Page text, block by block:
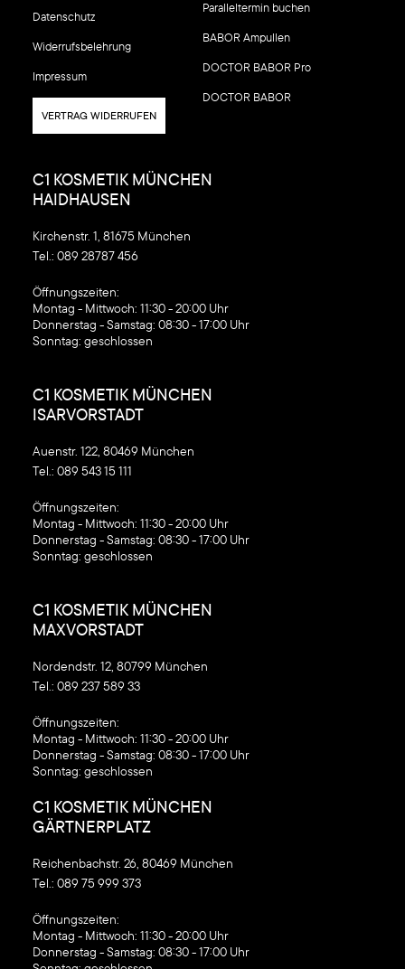
Datenschutz
Widerrufsbelehrung
Impressum
VERTRAG WIDERRUFEN
Paralleltermin buchen
BABOR Ampullen
DOCTOR BABOR Pro
DOCTOR BABOR
C1 KOSMETIK MÜNCHEN
HAIDHAUSEN
Kirchenstr. 1, 81675 München
Tel.: 089 28787 456
‍Öffnungszeiten:
Montag - Mittwoch: 11:30 - 20:00 Uhr
Donnerstag - Samstag: 08:30 - 17:00 Uhr
Sonntag: geschlossen
C1 KOSMETIK MÜNCHEN
ISARVORSTADT
Auenstr. 122, 80469 München
Tel.: 089 543 15 111
‍Öffnungszeiten:
Montag - Mittwoch: 11:30 - 20:00 Uhr
Donnerstag - Samstag: 08:30 - 17:00 Uhr
Sonntag: geschlossen
C1 KOSMETIK MÜNCHEN
MAXVORSTADT
Nordendstr. 12, 80799 München
Tel.: 089 237 589 33
‍Öffnungszeiten:
Montag - Mittwoch: 11:30 - 20:00 Uhr
Donnerstag - Samstag: 08:30 - 17:00 Uhr
Sonntag: geschlossen
C1 KOSMETIK MÜNCHEN
GÄRTNERPLATZ
Reichenbachstr. 26, 80469 München
Tel.: 089 75 999 373
‍Öffnungszeiten:
Montag - Mittwoch: 11:30 - 20:00 Uhr
Donnerstag - Samstag: 08:30 - 17:00 Uhr